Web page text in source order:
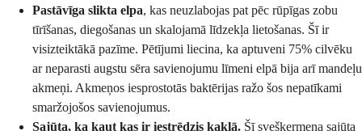
Pastāvīga slikta elpa, kas neuzlabojas pat pēc rūpīgas zobu
tīrīšanas, diegošanas un skalojamā līdzekļa lietošanas. Šī ir
visizteiktākā pazīme. Pētījumi liecina, ka aptuveni 75% cilvēku
ar neparasti augstu sēra savienojumu līmeni elpā bija arī mandeļu
akmeņi. Akmeņos iesprostotās baktērijas ražo šos nepatīkami
smaržojošos savienojumus.
Sajūta, ka kaut kas ir iestrēdzis kaklā. Šī svešķermeņa sajūta